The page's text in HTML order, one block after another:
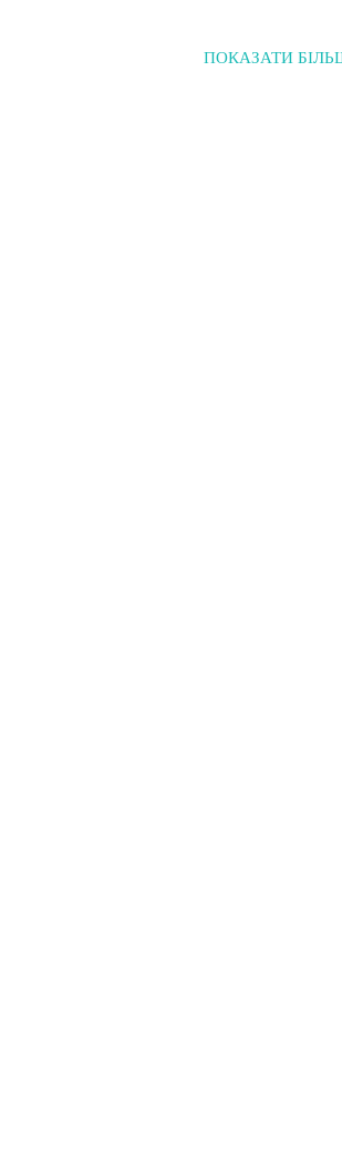
ПОКАЗАТИ